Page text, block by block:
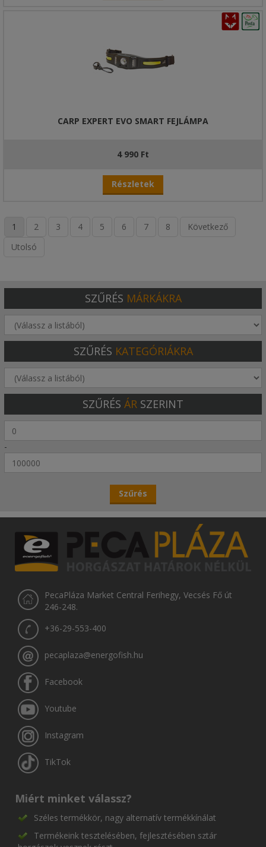
CARP EXPERT EVO SMART FEJLÁMPA
4 990 Ft
Részletek
1 2 3 4 5 6 7 8
Következő
Utolsó
SZŰRÉS MÁRKÁKRA
SZŰRÉS KATEGÓRIÁKRA
SZŰRÉS ÁR SZERINT
-
PecaPláza Market Central Ferihegy, Vecsés Fő út
246-248.
+36-29-553-400
pecaplaza@energofish.hu
Facebook
Youtube
Instagram
TikTok
Miért minket válassz?
Széles termékkör, nagy alternatív termékkínálat
Termékeink tesztelésében, fejlesztésében sztár